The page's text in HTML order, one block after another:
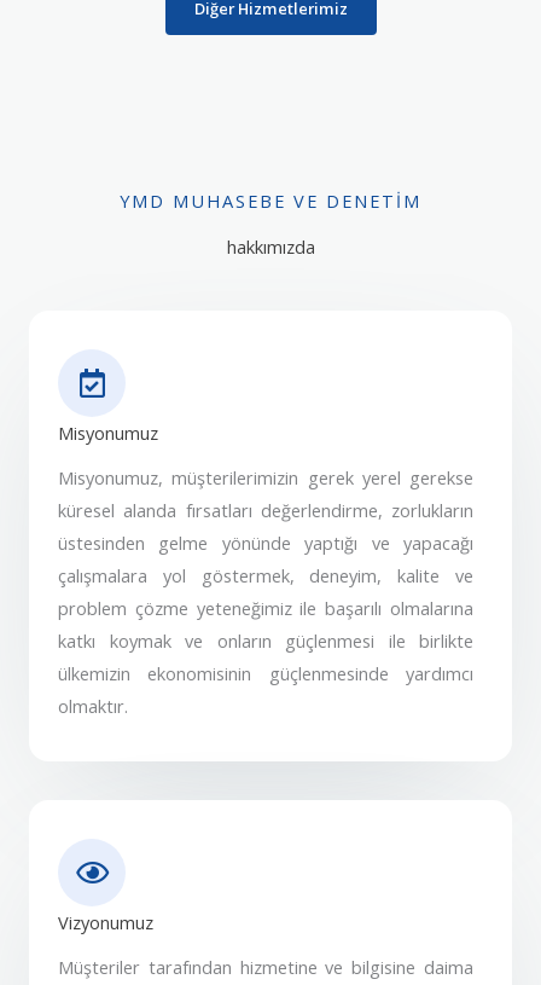
Diğer Hizmetlerimiz
YMD MUHASEBE VE DENETIM
hakkımızda
Misyonumuz
Misyonumuz, müşterilerimizin gerek yerel gerekse
küresel alanda fırsatları değerlendirme, zorlukların
üstesinden gelme yönünde yaptığı ve yapacağı
çalışmalara yol göstermek, deneyim, kalite ve
problem çözme yeteneğimiz ile başarılı olmalarına
katkı koymak ve onların güçlenmesi ile birlikte
ülkemizin ekonomisinin güçlenmesinde yardımcı
olmaktır.
Vizyonumuz
Müşteriler tarafından hizmetine ve bilgisine daima